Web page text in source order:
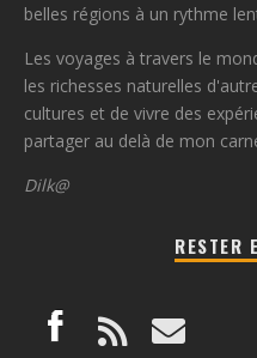
belles régions à un rythme
Les voyages à travers le
les richesses naturelles
cultures et de vivre des
partager au delà de mon
Dilk@
RESTER